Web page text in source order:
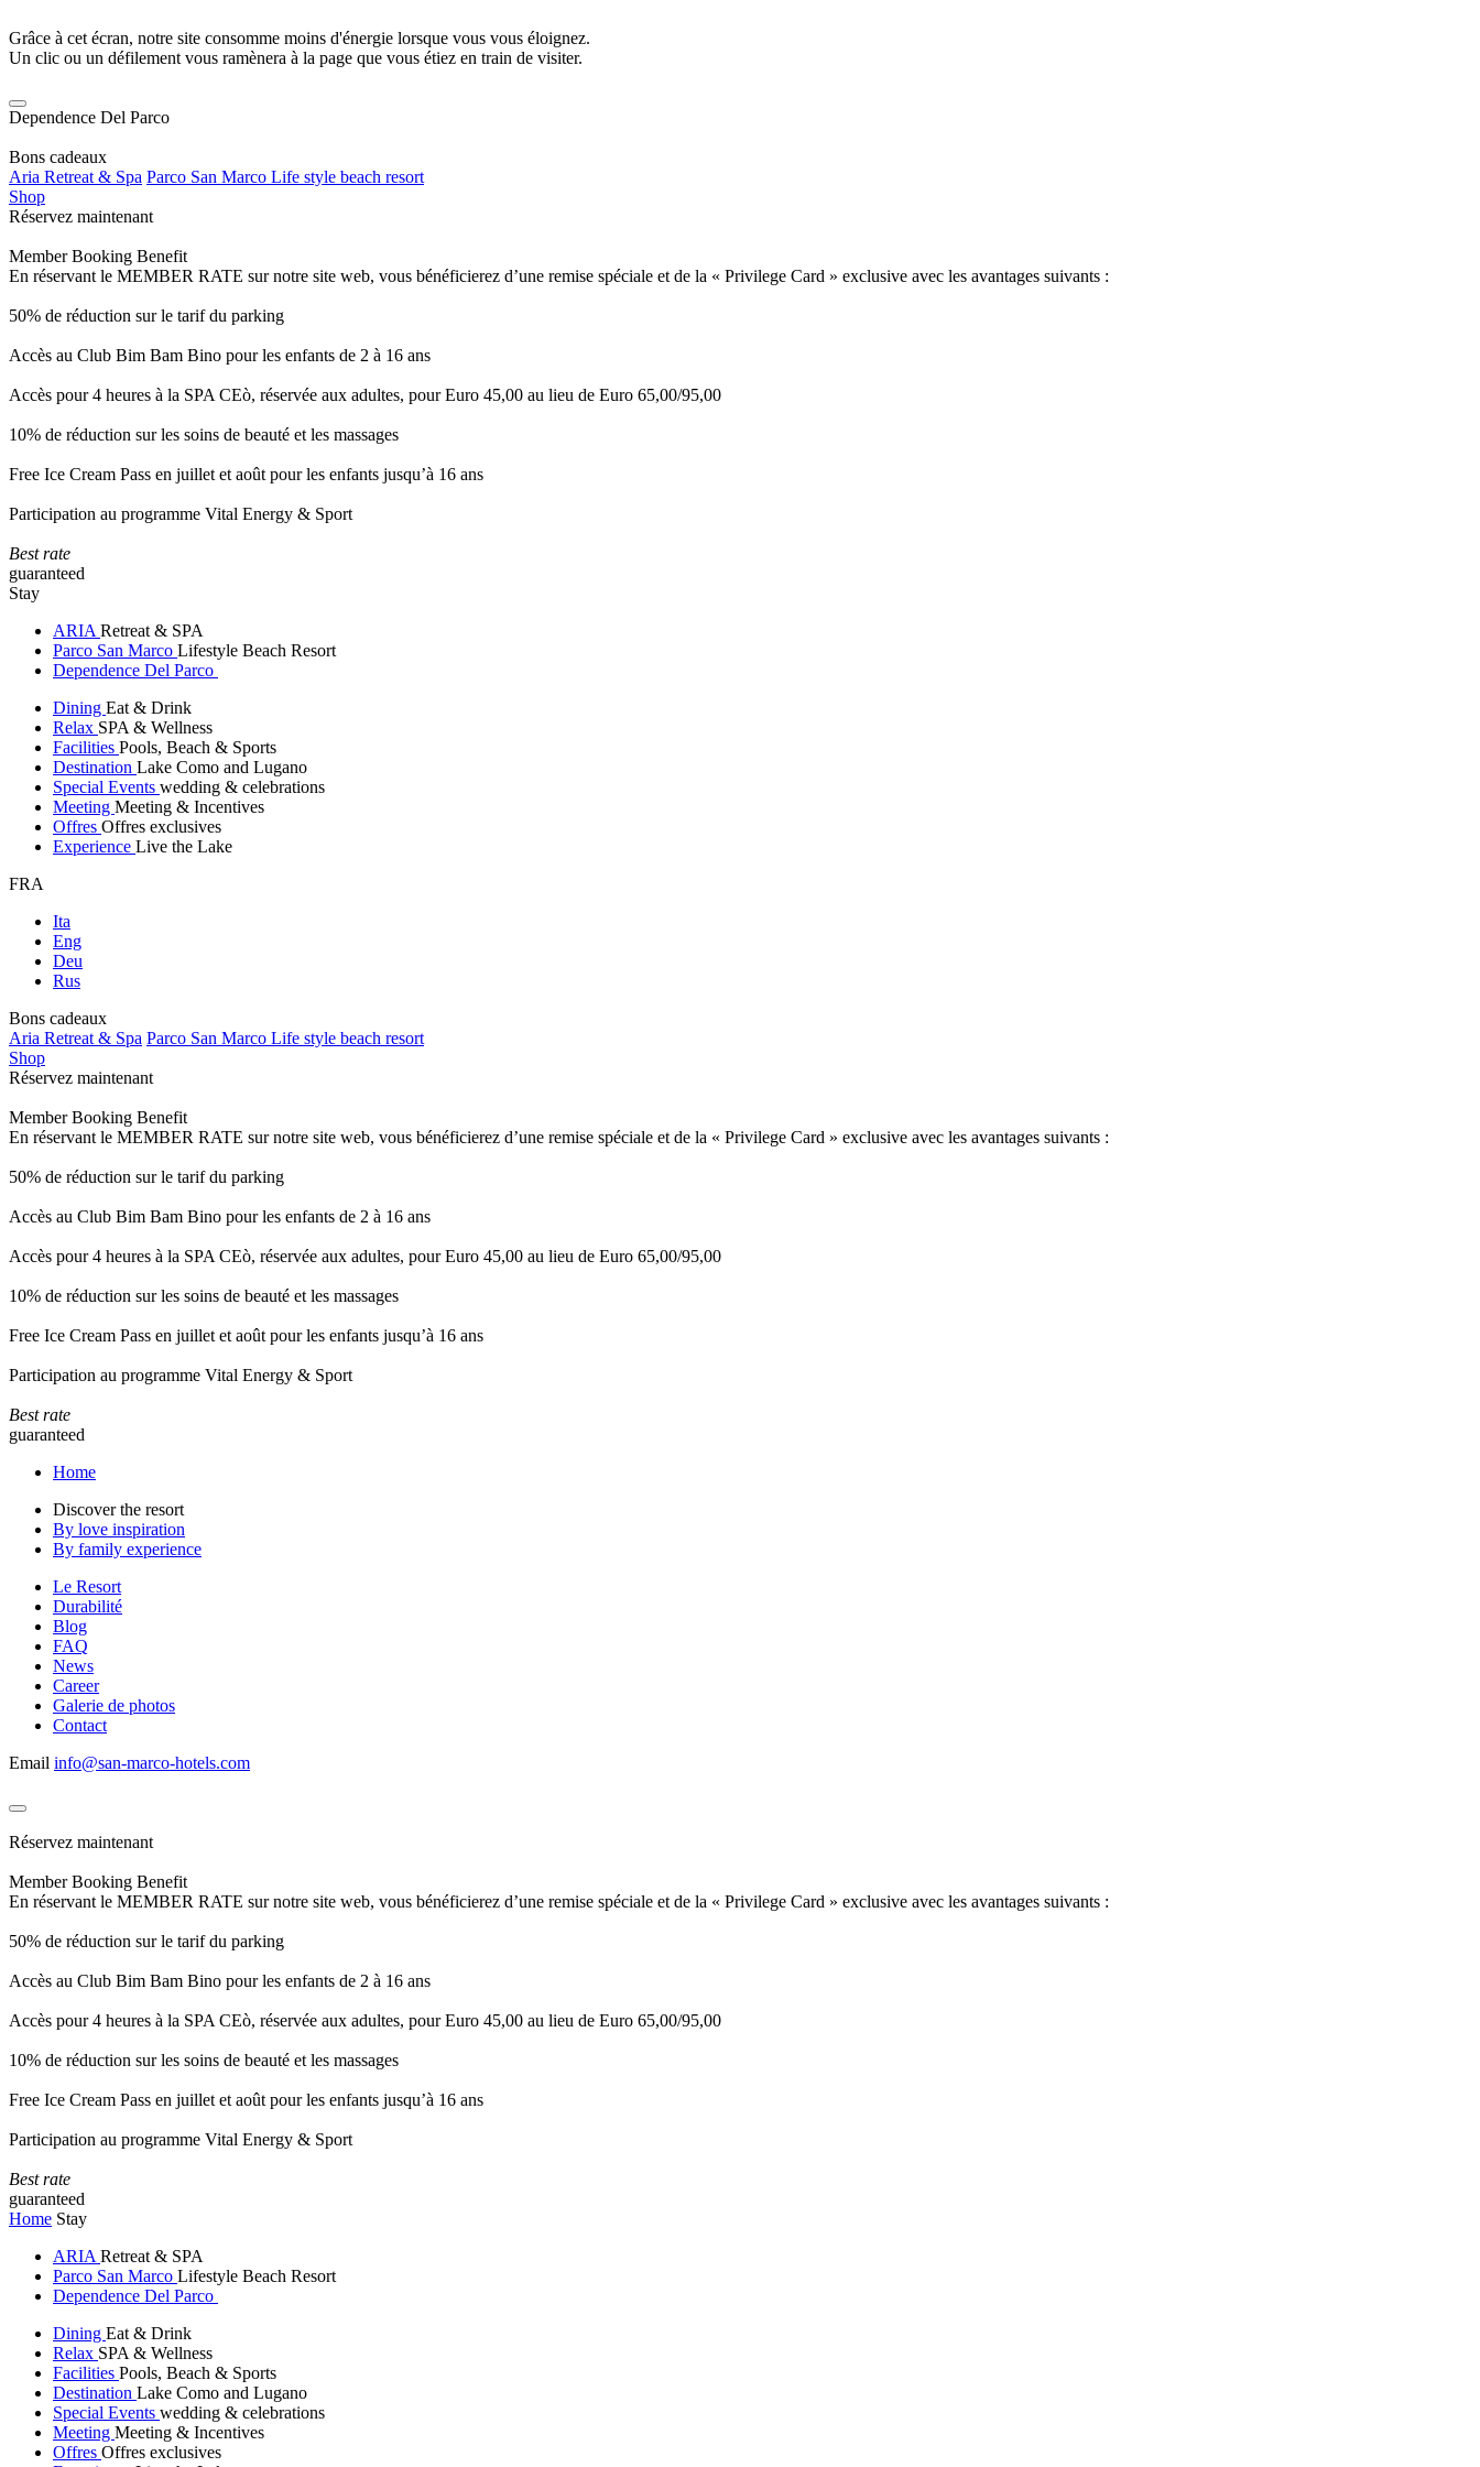
Grâce à cet écran, notre site consomme moins d'énergie lorsque vous vous éloignez.
Un clic ou un défilement vous ramènera à la page que vous étiez en train de visiter.
Dependence Del Parco
Bons cadeaux
Aria Retreat & Spa Parco San Marco Life style beach resort
Shop
Réservez maintenant
Member Booking Benefit
En réservant le MEMBER RATE sur notre site web, vous bénéficierez d’une remise spéciale et de la « Privilege Card » exclusive avec les avantages suivants :
50% de réduction sur le tarif du parking
Accès au Club Bim Bam Bino pour les enfants de 2 à 16 ans
Accès pour 4 heures à la SPA CEò, réservée aux adultes, pour Euro 45,00 au lieu de Euro 65,00/95,00
10% de réduction sur les soins de beauté et les massages
Free Ice Cream Pass en juillet et août pour les enfants jusqu’à 16 ans
Participation au programme Vital Energy & Sport
Best rate
guaranteed
Stay
ARIA Retreat & SPA
Parco San Marco Lifestyle Beach Resort
Dependence Del Parco
Dining Eat & Drink
Relax SPA & Wellness
Facilities Pools, Beach & Sports
Destination Lake Como and Lugano
Special Events wedding & celebrations
Meeting Meeting & Incentives
Offres Offres exclusives
Experience Live the Lake
FRA
Ita
Eng
Deu
Rus
Bons cadeaux
Aria Retreat & Spa Parco San Marco Life style beach resort
Shop
Réservez maintenant
Member Booking Benefit
En réservant le MEMBER RATE sur notre site web, vous bénéficierez d’une remise spéciale et de la « Privilege Card » exclusive avec les avantages suivants :
50% de réduction sur le tarif du parking
Accès au Club Bim Bam Bino pour les enfants de 2 à 16 ans
Accès pour 4 heures à la SPA CEò, réservée aux adultes, pour Euro 45,00 au lieu de Euro 65,00/95,00
10% de réduction sur les soins de beauté et les massages
Free Ice Cream Pass en juillet et août pour les enfants jusqu’à 16 ans
Participation au programme Vital Energy & Sport
Best rate
guaranteed
Home
Discover the resort
By love inspiration
By family experience
Le Resort
Durabilité
Blog
FAQ
News
Career
Galerie de photos
Contact
Email info@san-marco-hotels.com
Réservez maintenant
Member Booking Benefit
En réservant le MEMBER RATE sur notre site web, vous bénéficierez d’une remise spéciale et de la « Privilege Card » exclusive avec les avantages suivants :
50% de réduction sur le tarif du parking
Accès au Club Bim Bam Bino pour les enfants de 2 à 16 ans
Accès pour 4 heures à la SPA CEò, réservée aux adultes, pour Euro 45,00 au lieu de Euro 65,00/95,00
10% de réduction sur les soins de beauté et les massages
Free Ice Cream Pass en juillet et août pour les enfants jusqu’à 16 ans
Participation au programme Vital Energy & Sport
Best rate
guaranteed
Home Stay
ARIA Retreat & SPA
Parco San Marco Lifestyle Beach Resort
Dependence Del Parco
Dining Eat & Drink
Relax SPA & Wellness
Facilities Pools, Beach & Sports
Destination Lake Como and Lugano
Special Events wedding & celebrations
Meeting Meeting & Incentives
Offres Offres exclusives